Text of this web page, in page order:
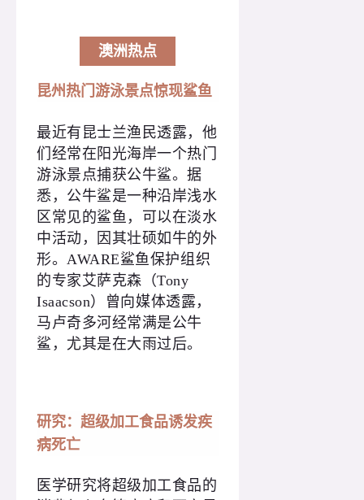
澳洲热点
昆州热门游泳景点惊现鲨鱼
最近有昆士兰渔民透露，他
们经常在阳光海岸一个热门
游泳景点捕获公牛鲨。据
悉，公牛鲨是一种沿岸浅水
区常见的鲨鱼，可以在淡水
中活动，因其壮硕如牛的外
形。AWARE鲨鱼保护组织
的专家艾萨克森（Tony
Isaacson）曾向媒体透露，
马卢奇多河经常满是公牛
鲨，尤其是在大雨过后。
研究：超级加工食品诱发疾
病死亡
医学研究将超级加工食品的